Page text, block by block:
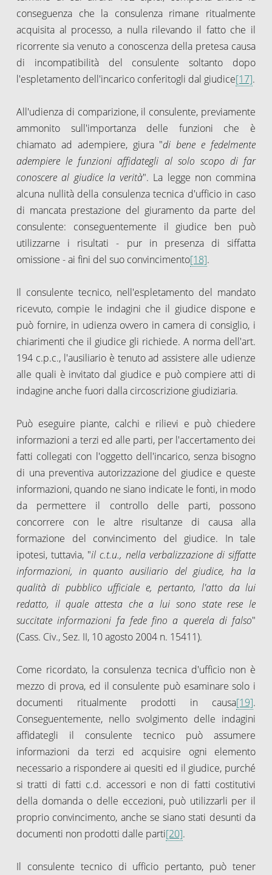
conseguenza che la consulenza rimane ritualmente
acquisita al processo, a nulla rilevando il fatto che il
ricorrente sia venuto a conoscenza della pretesa causa
di incompatibilità del consulente soltanto dopo
l'espletamento dell'incarico conferitogli dal giudice[17].
All'udienza di comparizione, il consulente, previamente
ammonito sull'importanza delle funzioni che è
chiamato ad adempiere, giura "di bene e fedelmente
adempiere le funzioni affidategli al solo scopo di far
conoscere al giudice la verità". La legge non commina
alcuna nullità della consulenza tecnica d'ufficio in caso
di mancata prestazione del giuramento da parte del
consulente: conseguentemente il giudice ben può
utilizzarne i risultati - pur in presenza di siffatta
omissione - ai fini del suo convincimento[18].
Il consulente tecnico, nell'espletamento del mandato
ricevuto, compie le indagini che il giudice dispone e
può fornire, in udienza ovvero in camera di consiglio, i
chiarimenti che il giudice gli richiede. A norma dell'art.
194 c.p.c., l'ausiliario è tenuto ad assistere alle udienze
alle quali è invitato dal giudice e può compiere atti di
indagine anche fuori dalla circoscrizione giudiziaria.
Può eseguire piante, calchi e rilievi e può chiedere
informazioni a terzi ed alle parti, per l'accertamento dei
fatti collegati con l'oggetto dell'incarico, senza bisogno
di una preventiva autorizzazione del giudice e queste
informazioni, quando ne siano indicate le fonti, in modo
da permettere il controllo delle parti, possono
concorrere con le altre risultanze di causa alla
formazione del convincimento del giudice. In tale
ipotesi, tuttavia, "il c.t.u., nella verbalizzazione di siffatte
informazioni, in quanto ausiliario del giudice, ha la
qualità di pubblico ufficiale e, pertanto, l'atto da lui
redatto, il quale attesta che a lui sono state rese le
succitate informazioni fa fede fino a querela di falso"
(Cass. Civ., Sez. II, 10 agosto 2004 n. 15411).
Come ricordato, la consulenza tecnica d'ufficio non è
mezzo di prova, ed il consulente può esaminare solo i
documenti ritualmente prodotti in causa[19].
Conseguentemente, nello svolgimento delle indagini
affidategli il consulente tecnico può assumere
informazioni da terzi ed acquisire ogni elemento
necessario a rispondere ai quesiti ed il giudice, purché
si tratti di fatti c.d. accessori e non di fatti costitutivi
della domanda o delle eccezioni, può utilizzarli per il
proprio convincimento, anche se siano stati desunti da
documenti non prodotti dalle parti[20].
Il consulente tecnico di ufficio pertanto, può tener